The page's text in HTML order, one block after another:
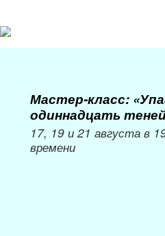
Мастер-класс:
одиннадцать
17, 19 и 21 августа в
времени